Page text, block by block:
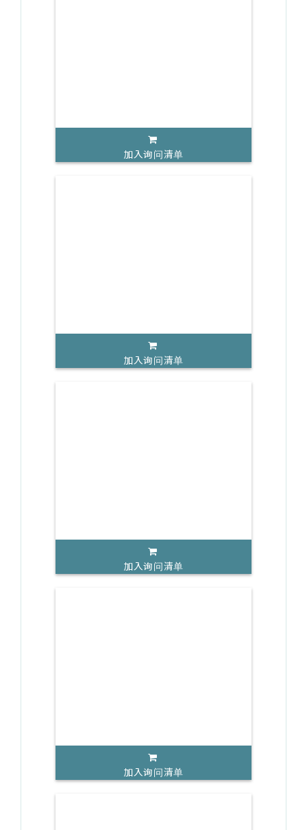
加入询问清单
加入询问清单
加入询问清单
加入询问清单